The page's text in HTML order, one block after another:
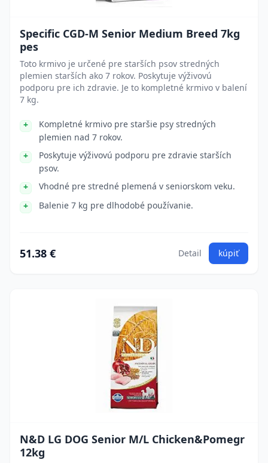
Specific CGD-M Senior Medium Breed 7kg
pes
Toto krmivo je určené pre starších psov stredných
plemien starších ako 7 rokov. Poskytuje výživovú
podporu pre ich zdravie. Je to kompletné krmivo v balení
7 kg.
Kompletné krmivo pre staršie psy stredných
plemien nad 7 rokov.
Poskytuje výživovú podporu pre zdravie starších
psov.
Vhodné pre stredné plemená v seniorskom veku.
Balenie 7 kg pre dlhodobé používanie.
51.38 € Detail kúpiť
N&D LG DOG Senior M/L Chicken&Pomegr
12kg